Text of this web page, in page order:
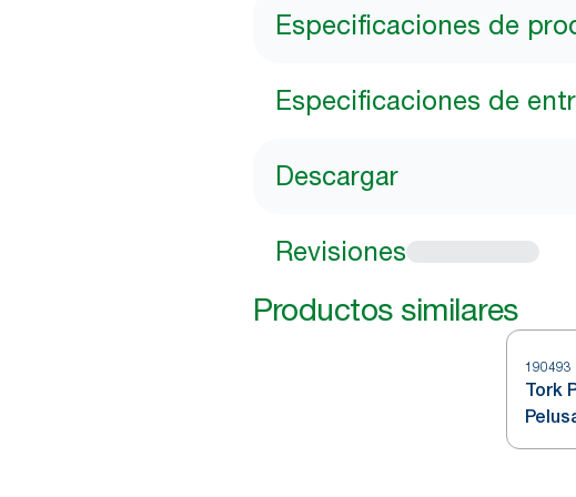
Especificaciones de
Especificaciones de
Descargar
Revisiones
Productos similares
190493
Tork